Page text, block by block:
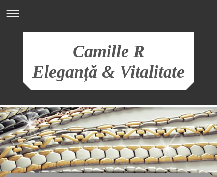
Camille R
Eleganță & Vitalitate